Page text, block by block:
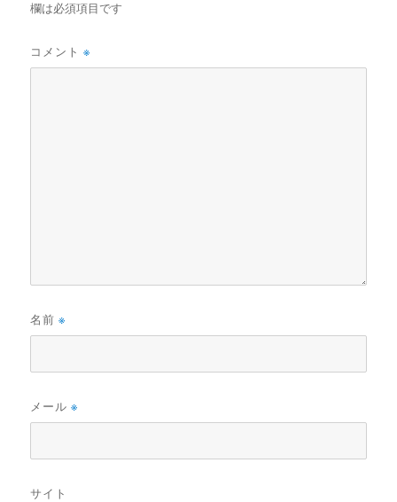
欄は必須項目です
コメント※
名前※
メール※
サイト